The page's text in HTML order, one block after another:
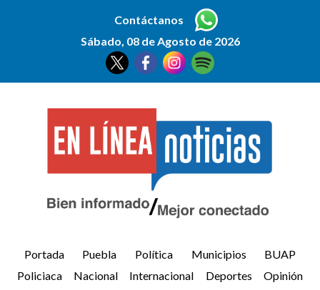
Contáctanos
Sábado, 08 de Agosto de 2026
Portada Puebla Política Municipios
BUAP
Policiaca
Nacional Internacional Deportes
Opinión